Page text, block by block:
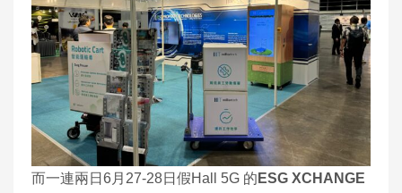
而一連兩日6月27-28日假Hall 5G 的 ESG XCHANGE